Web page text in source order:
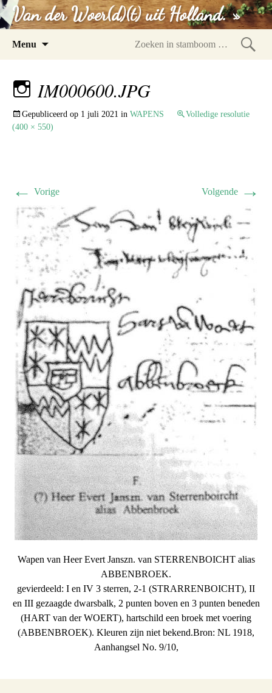
Van der Woer(d)(t) uit Holland. »
Menu
IM000600.JPG
Gepubliceerd op 1 juli 2021 in WAPENS
Volledige resolutie
(400 × 550)
← Vorige Volgende →
Wapen van Heer Evert Janszn. van STERRENBOICHT alias
ABBENBROEK.
gevierdeeld: I en IV 3 sterren, 2-1 (STRARRENBOICHT), II
en III gezaagde dwarsbalk, 2 punten boven en 3 punten beneden
(HART van der WOERT), hartschild een broek met voering
(ABBENBROEK). Kleuren zijn niet bekend.Bron: NL 1918,
Aanhangsel No. 9/10,